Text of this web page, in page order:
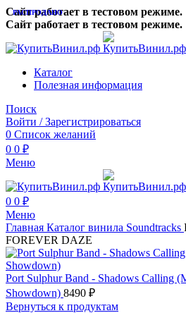
Сайт работает в тестовом режиме.
Сайт работает в тестовом режиме.
Каталог
Полезная информация
Поиск
Войти / Зарегистрироваться
0 Список желаний
0 0 ₽
Меню
0 0 ₽
Меню
Главная Каталог винила Soundtracks
FOREVER DAZE
Port Sulphur Band - Shadows Calling
Showdown) 8490 ₽
Вернуться к продуктам
РАСПРОДАНО